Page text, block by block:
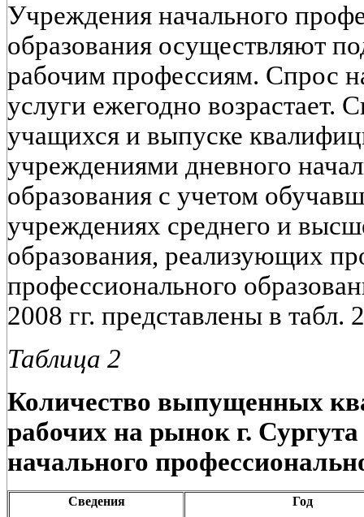
Учреждения начального
образования осуществляют
рабочим профессиям. Спрос
услуги ежегодно возрастает.
учащихся и выпуске
учреждениями дневного
образования с учетом
учреждениях среднего и
образования, реализующих
профессионального
2008 гг. представлены в табл.
Таблица 2
Количество выпущенных
рабочих на рынок г.
начального
Сведения Год